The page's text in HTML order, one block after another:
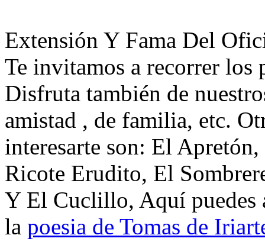
Extensión Y Fama Del
Te invitamos a recorrer los
Disfruta también de
amistad , de familia, etc.
interesarte son: El
Ricote Erudito, El
Y El Cuclillo, Aquí puedes
la poesia de Tomas de